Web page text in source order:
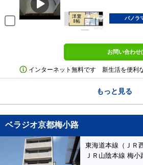
パノラ
お問い合わせ
インターネット無料です 新生活を便利
もっと見る
ベラジオ京都梅小路
東海道本線（ＪＲ
ＪＲ山陰本線 梅